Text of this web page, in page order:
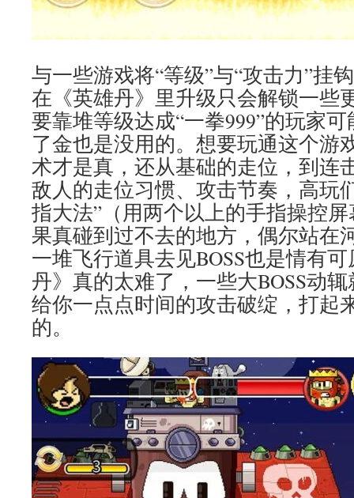
与一些游戏将“等级”与“攻击力”挂
在《英雄丹》里升级只会解锁一些
要靠堆等级达成“一拳999”的玩家
了金也是没用的。想要玩通这个游
术才是真，还从基础的走位，到连
敌人的走位习惯、攻击节奏，高玩
指大法”（用两个以上的手指操控
果真碰到过不去的地方，偶尔站在
一堆飞行道具去见BOSS也是情有
丹》真的太难了，一些大BOSS动
给你一点点时间的攻击破绽，打起
的。